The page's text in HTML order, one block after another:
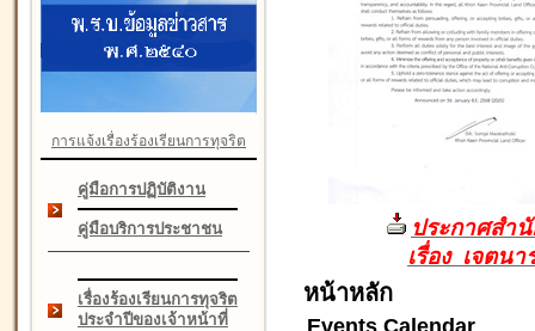
การแจ้งเรื่องร้องเรียนการทุจริต
คู่มือการปฏิบัติงาน
คู่มือบริการประชาชน
เรื่องร้องเรียนการทุจริต
ประจำปีของเจ้าหน้าที่
ประกาศสำ
เรื่อง เจตน
หน้าหลัก
Events Calendar